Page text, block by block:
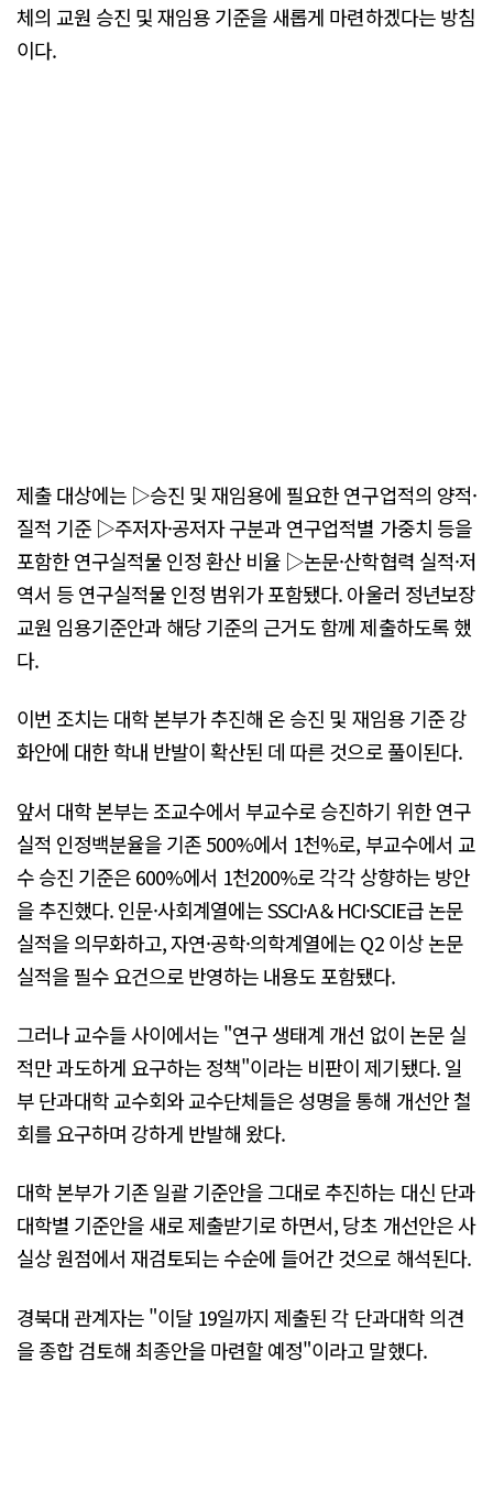
체의 교원 승진 및 재임용 기준을 새롭게 마련하겠다는 방침
이다.
제출 대상에는 ▷승진 및 재임용에 필요한 연구업적의 양적·
질적 기준 ▷주저자·공저자 구분과 연구업적별 가중치 등을
포함한 연구실적물 인정 환산 비율 ▷논문·산학협력 실적·저
역서 등 연구실적물 인정 범위가 포함됐다. 아울러 정년보장
교원 임용기준안과 해당 기준의 근거도 함께 제출하도록 했
다.
이번 조치는 대학 본부가 추진해 온 승진 및 재임용 기준 강
화안에 대한 학내 반발이 확산된 데 따른 것으로 풀이된다.
앞서 대학 본부는 조교수에서 부교수로 승진하기 위한 연구
실적 인정백분율을 기존 500%에서 1천%로, 부교수에서 교
수 승진 기준은 600%에서 1천200%로 각각 상향하는 방안
을 추진했다. 인문·사회계열에는 SSCI·A＆HCI·SCIE급 논문
실적을 의무화하고, 자연·공학·의학계열에는 Q2 이상 논문
실적을 필수 요건으로 반영하는 내용도 포함됐다.
그러나 교수들 사이에서는 "연구 생태계 개선 없이 논문 실
적만 과도하게 요구하는 정책"이라는 비판이 제기됐다. 일
부 단과대학 교수회와 교수단체들은 성명을 통해 개선안 철
회를 요구하며 강하게 반발해 왔다.
대학 본부가 기존 일괄 기준안을 그대로 추진하는 대신 단과
대학별 기준안을 새로 제출받기로 하면서, 당초 개선안은 사
실상 원점에서 재검토되는 수순에 들어간 것으로 해석된다.
경북대 관계자는 "이달 19일까지 제출된 각 단과대학 의견
을 종합 검토해 최종안을 마련할 예정"이라고 말했다.